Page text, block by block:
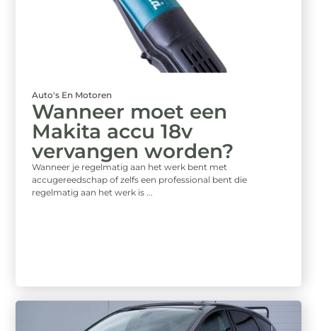
Auto's En Motoren
Wanneer moet een
Makita accu 18v
vervangen worden?
Wanneer je regelmatig aan het werk bent met
accugereedschap of zelfs een professional bent die
regelmatig aan het werk is ...